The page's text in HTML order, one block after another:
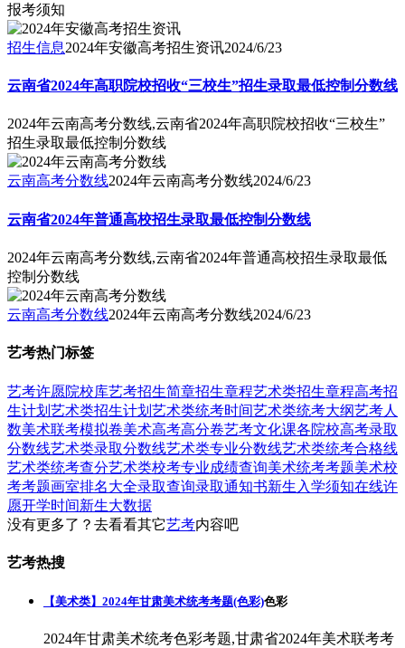
报考须知
招生信息2024年安徽高考招生资讯2024/6/23
云南省2024年高职院校招收“三校生”招生录取最低控制分数线
2024年云南高考分数线,云南省2024年高职院校招收“三校生”
招生录取最低控制分数线
云南高考分数线2024年云南高考分数线2024/6/23
云南省2024年普通高校招生录取最低控制分数线
2024年云南高考分数线,云南省2024年普通高校招生录取最低
控制分数线
云南高考分数线2024年云南高考分数线2024/6/23
艺考热门标签
艺考许愿院校库艺考招生简章招生章程艺术类招生章程高考招
生计划 艺术类招生计划 艺术类统考时间艺术类统考大纲艺考人
数美术联考模拟卷美术高考高分卷艺考文化课各院校高考录取
分数线艺术类录取分数线艺术类专业分数线艺术类统考合格线
艺术类统考查分艺术类校考专业成绩查询美术统考考题美术校
考考题画室排名大全录取查询录取通知书新生入学须知在线许
愿开学时间新生大数据
没有更多了？去看看其它艺考内容吧
艺考热搜
【美术类】2024年甘肃美术统考考题(色彩)色彩
2024年甘肃美术统考色彩考题,甘肃省2024年美术联考考